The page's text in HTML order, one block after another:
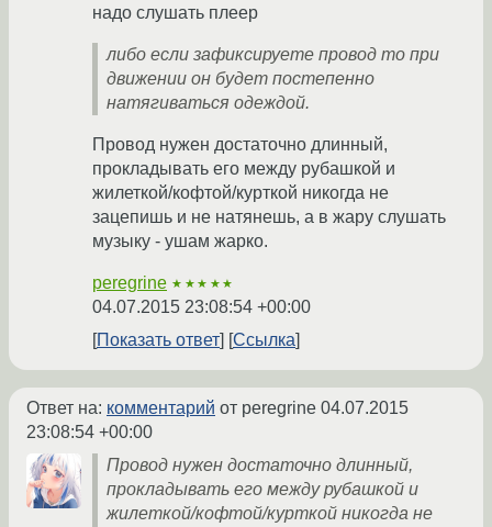
надо слушать плеер
либо если зафиксируете провод то при
движении он будет постепенно
натягиваться одеждой.
Провод нужен достаточно длинный,
прокладывать его между рубашкой и
жилеткой/кофтой/курткой никогда не
зацепишь и не натянешь, а в жару слушать
музыку - ушам жарко.
peregrine ★★★★★
04.07.2015 23:08:54 +00:00
Показать ответ
Ссылка
Ответ на: комментарий от peregrine 04.07.2015
23:08:54 +00:00
Провод нужен достаточно длинный,
прокладывать его между рубашкой и
жилеткой/кофтой/курткой никогда не